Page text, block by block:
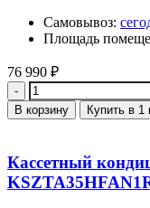
Самовывоз:
Площадь
76 990 ₽
Количество
В корзину Купить в 1
Кассетный